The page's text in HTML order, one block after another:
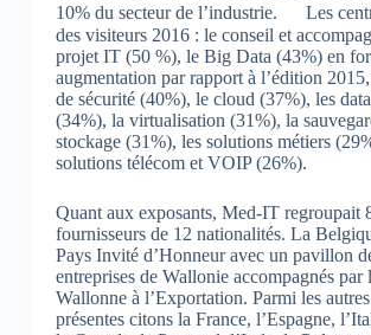
10% du secteur de l’industrie. Les
des visiteurs 2016 : le conseil et
projet IT (50 %), le Big Data (43%) en
augmentation par rapport à l’édition
de sécurité (40%), le cloud (37%), les
(34%), la virtualisation (31%), la
stockage (31%), les solutions métiers
solutions télécom et VOIP (26%).
Quant aux exposants, Med-IT regroupait
fournisseurs de 12 nationalités. La
Pays Invité d’Honneur avec un pavillon
entreprises de Wallonie accompagnés par
Wallonne à l’Exportation. Parmi les
présentes citons la France, l’Espagne,